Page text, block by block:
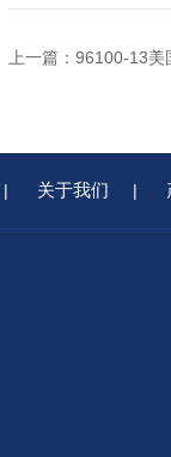
上一篇： 96100-13美
| 关于我们 |